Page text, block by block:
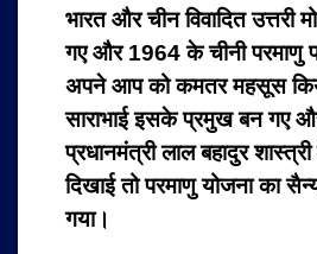
भारत और चीन विवादित उत्तरी
गए और 1964 के चीनी परमाणु
अपने आप को कमतर महसूस
साराभाई इसके प्रमुख बन गए
प्रधानमंत्री लाल बहादुर
दिखाई तो परमाणु योजना का
गया।